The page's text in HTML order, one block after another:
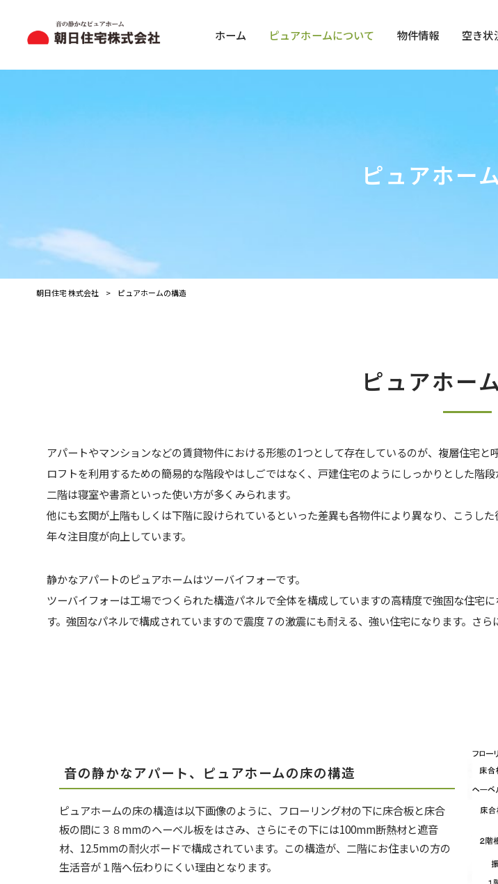
ホーム ピュアホームについて 物件情報 空き状
ピュアホー
朝日住宅 株式会社 > ピュアホームの構造
ピュアホー
アパートやマンションなどの賃貸物件における形態の1つとして存在しているのが、複層住宅と
ロフトを利用するための簡易的な階段やはしごではなく、戸建住宅のようにしっかりとした階
二階は寝室や書斎といった使い方が多くみられます。
他にも玄関が上階もしくは下階に設けられているといった差異も各物件により異なり、こうし
年々注目度が向上しています。
静かなアパートのピュアホームはツーバイフォーです。
ツーバイフォーは工場でつくられた構造パネルで全体を構成していますの高精度で強固な住宅
す。強固なパネルで構成されていますので震度７の激震にも耐える、強い住宅になります。さ
音の静かなアパート、ピュアホームの床の構造
ピュアホームの床の構造は以下画像のように、フローリング材の下に床合板と床合
板の間に３８mmのヘーベル板をはさみ、さらにその下には100mm断熱材と遮音
材、12.5mmの耐火ボードで構成されています。この構造が、二階にお住まいの方の
生活音が１階へ伝わりにくい理由となります。